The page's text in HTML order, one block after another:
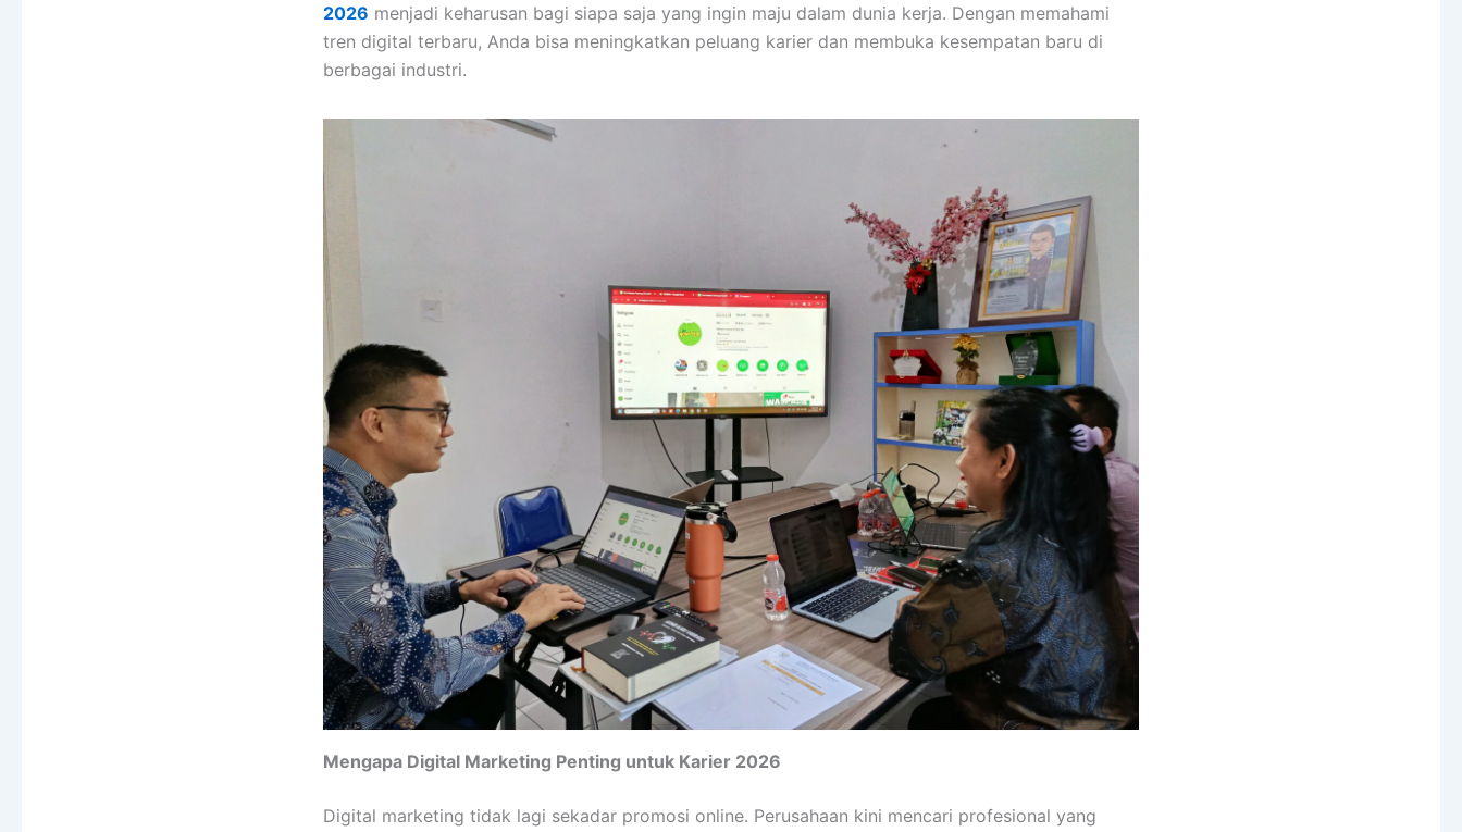
2026 menjadi keharusan bagi siapa saja yang ingin maju dalam dunia kerja. Dengan memahami
tren digital terbaru, Anda bisa meningkatkan peluang karier dan membuka kesempatan baru di
berbagai industri.
Mengapa Digital Marketing Penting untuk Karier 2026
Digital marketing tidak lagi sekadar promosi online. Perusahaan kini mencari profesional yang